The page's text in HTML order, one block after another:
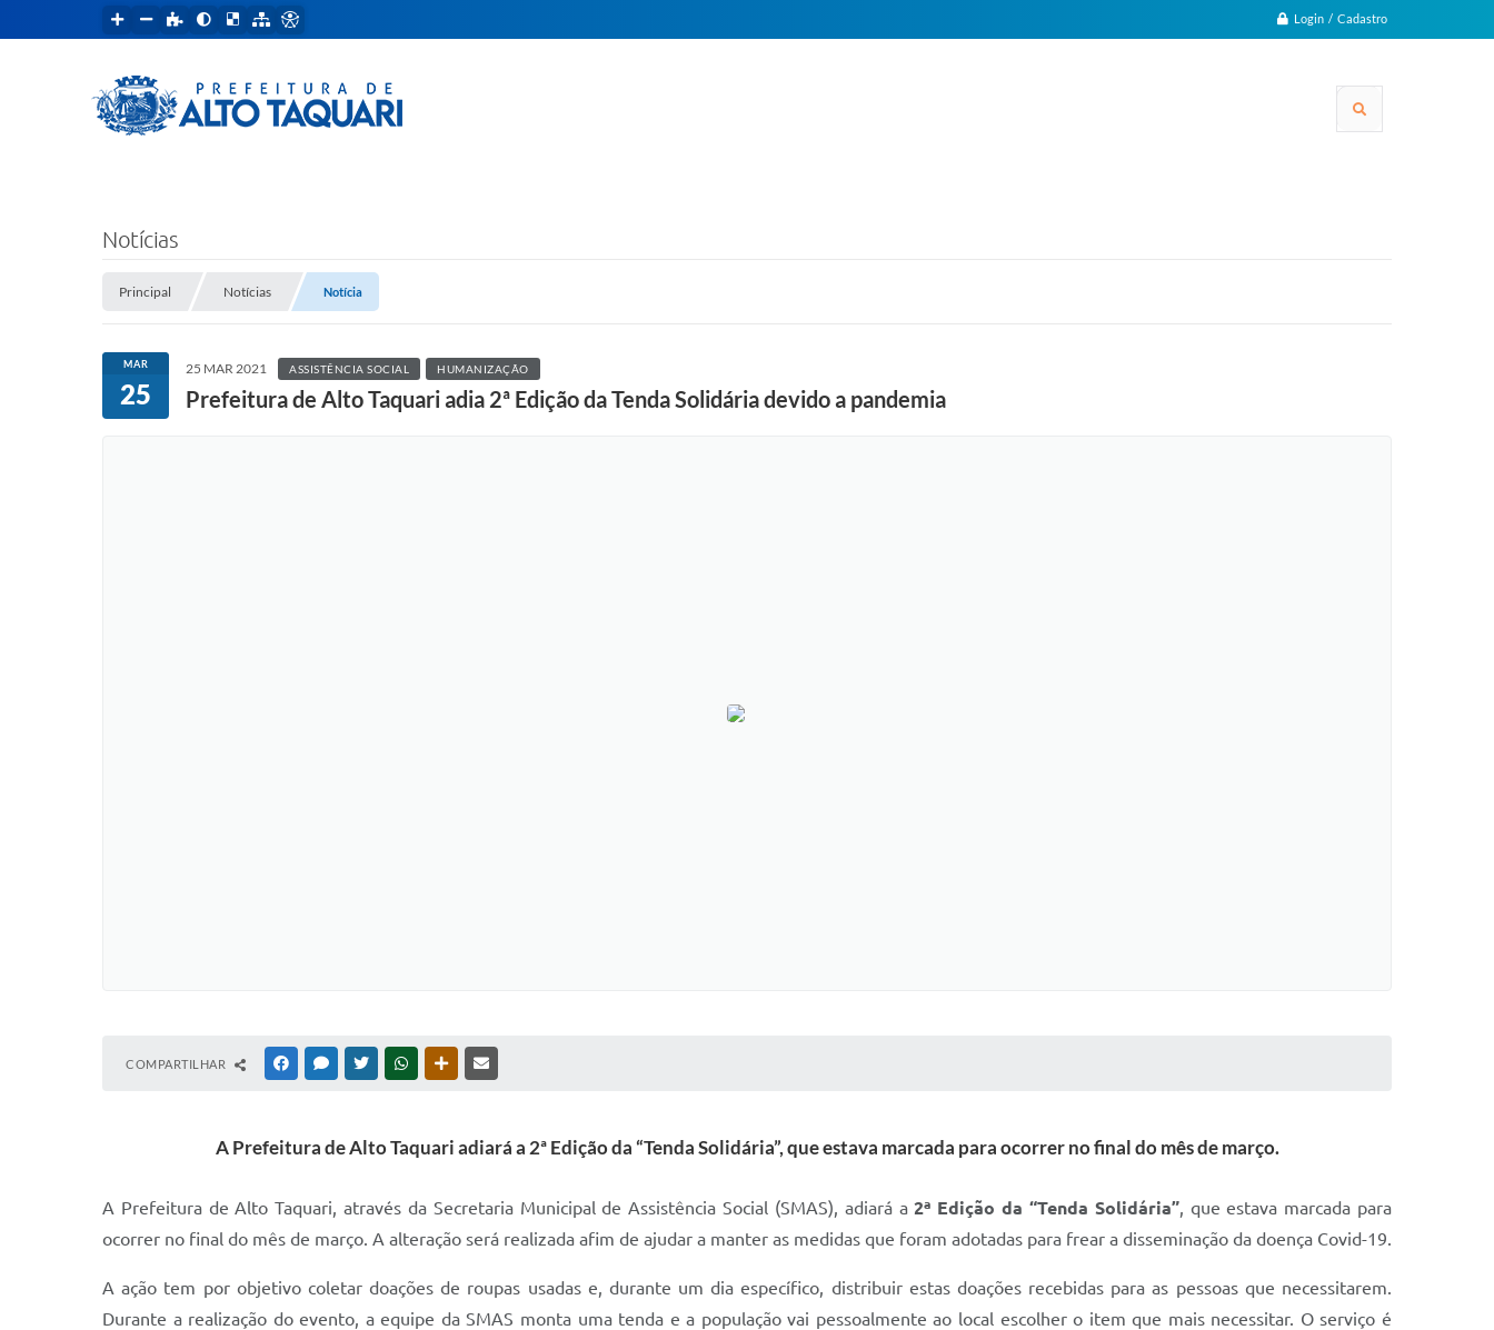
Login / Cadastro
Notícias
Principal Notícias Notícia
MAR
25
25 MAR 2021 ASSISTÊNCIA SOCIAL HUMANIZAÇÃO
Prefeitura de Alto Taquari adia 2ª Edição da Tenda Solidária devido a pandemia
COMPARTILHAR FACEBOOKMESSENGER
TWITTERWHATSAPPOUTRAS MÍDIAS
A Prefeitura de Alto Taquari adiará a 2ª Edição da “Tenda Solidária”, que estava marcada para ocorrer no final do mês de março.
A Prefeitura de Alto Taquari, através da Secretaria Municipal de Assistência Social (SMAS), adiará a2ª Edição da “Tenda Solidária”, que estava marcada para
ocorrer no final do mês de março. A alteração será realizada afim de ajudar a manter as medidas que foram adotadas para frear a disseminação da doença Covid-19.
A ação tem por objetivo coletar doações de roupas usadas e, durante um dia específico, distribuir estas doações recebidas para as pessoas que necessitarem.
Durante a realização do evento, a equipe da SMAS monta uma tenda e a população vai pessoalmente ao local escolher o item que mais necessitar. O serviço é